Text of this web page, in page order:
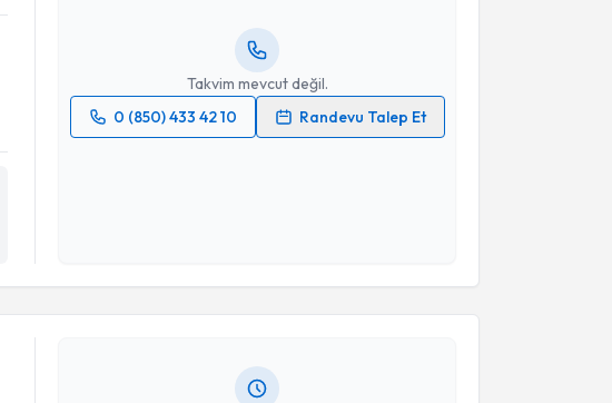
Takvim mevcut değil.
0 (850) 433 42 10
Randevu Talep Et